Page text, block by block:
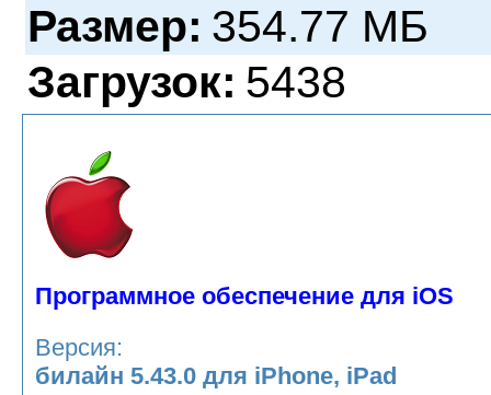
Размер: 354.77 МБ
Загрузок: 5438
Программное обеспечение для iOS
Версия:
билайн 5.43.0 для iPhone, iPad